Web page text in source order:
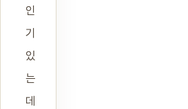
인
기
있
는
데